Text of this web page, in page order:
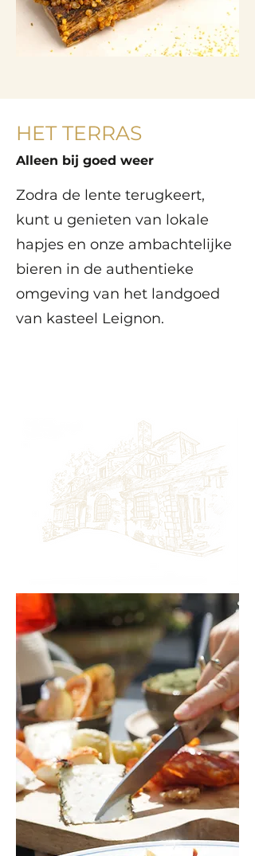
HET TERRAS
Alleen bij goed weer
Zodra de lente terugkeert,
kunt u genieten van lokale
hapjes en onze ambachtelijke
bieren in de authentieke
omgeving van het landgoed
van kasteel Leignon.